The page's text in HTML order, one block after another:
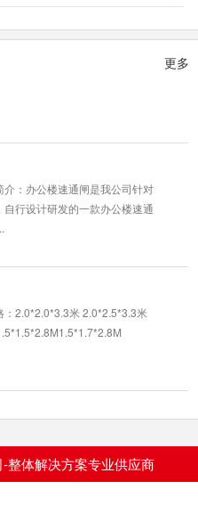
更多
介：办公楼速通闸是我公司针对
自行设计研发的一款办公楼速通
：2.0*2.0*3.3米 2.0*2.5*3.3米
整体解决方案专业供应商